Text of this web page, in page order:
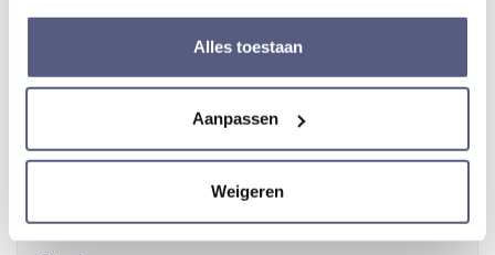
Alles toestaan
Aanpassen
Weigeren
Kast